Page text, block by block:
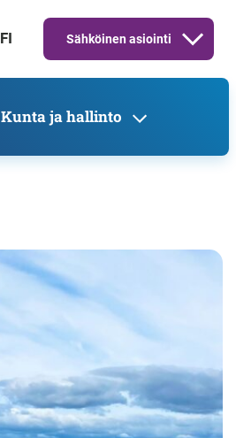
FI Sähköinen asiointi
Kunta ja hallinto